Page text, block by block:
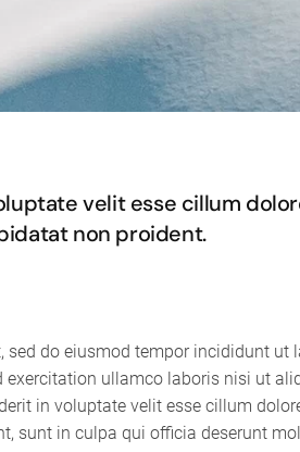
velit esse cillum
non proident.
do eiusmod tempor incididunt ut
ullamco laboris nisi ut
in voluptate velit esse cillum
sunt in culpa qui officia deserunt